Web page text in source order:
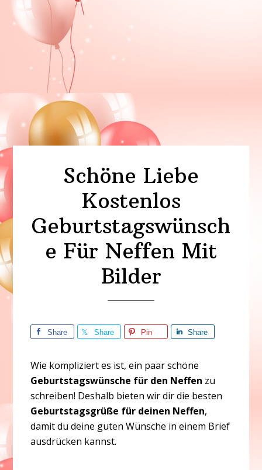
Schöne Liebe
Kostenlos
Geburtstagswünsch
e Für Neffen Mit
Bilder
Share Share Pin Share
Wie kompliziert es ist, ein paar schöne
Geburtstagswünsche für den Neffen zu
schreiben! Deshalb bieten wir dir die besten
Geburtstagsgrüße für deinen Neffen,
damit du deine guten Wünsche in einem Brief
ausdrücken kannst.